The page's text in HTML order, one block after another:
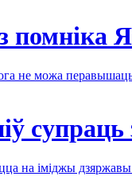
помніка
не можа
на іміджы дзяржавы